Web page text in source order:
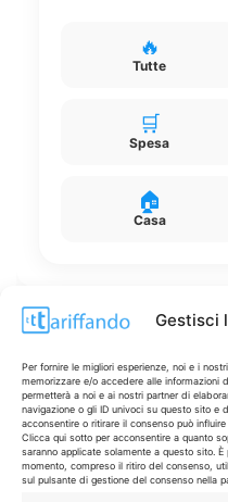
Gestisci
Per fornire le migliori esperienze, noi e i
memorizzare e/o accedere alle informazioni
permetterà a noi e ai nostri partner di
navigazione o gli ID univoci su questo sito e
acconsentire o ritirare il consenso può
Clicca qui sotto per acconsentire a quanto
saranno applicate solamente a questo sito.
momento, compreso il ritiro del consenso,
sul pulsante di gestione del consenso nella
🔥
Tutte
🛒
Spesa
🏠
Casa
Disclaimer
I marchi citati appartengono
segnalate possono subire
sui siti ufficiali.